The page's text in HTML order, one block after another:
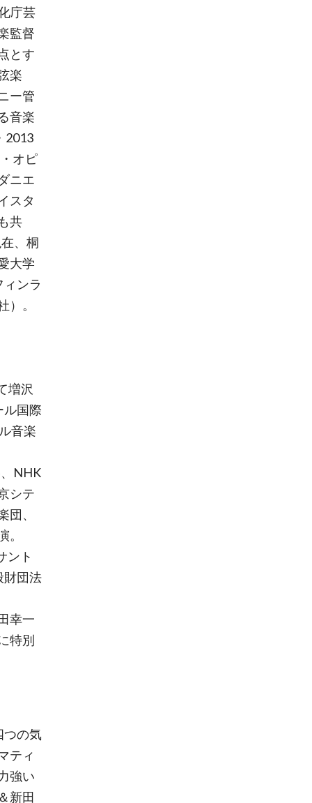
庁芸
監督
とす
楽
ー管
音楽
2013
オピ
ニエ
スタ
共
、桐
大学
ンラ
。
増沢
ル国際
音楽
NHK
シテ
、
ント
財団法
幸一
特別
つの気
ティ
強い
新田